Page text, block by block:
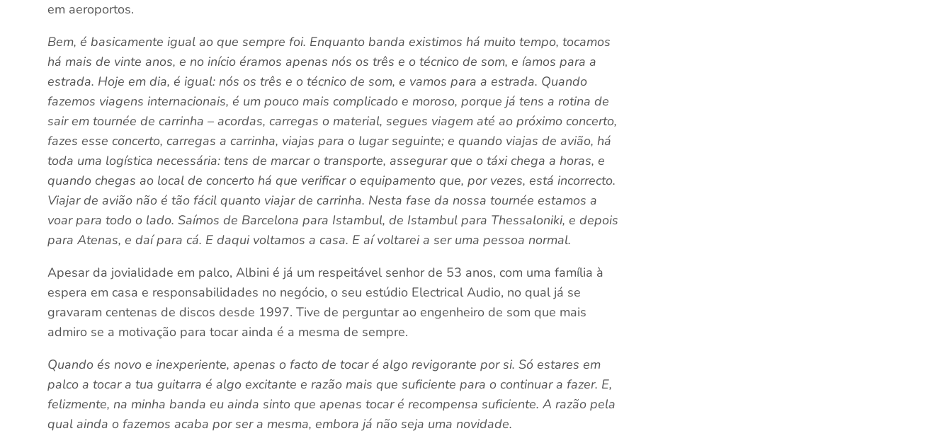
em aeroportos.
Bem, é basicamente igual ao que sempre foi. Enquanto banda existimos há muito tempo, tocamos
há mais de vinte anos, e no início éramos apenas nós os três e o técnico de som, e íamos para a
estrada. Hoje em dia, é igual: nós os três e o técnico de som, e vamos para a estrada. Quando
fazemos viagens internacionais, é um pouco mais complicado e moroso, porque já tens a rotina de
sair em tournée de carrinha – acordas, carregas o material, segues viagem até ao próximo concerto,
fazes esse concerto, carregas a carrinha, viajas para o lugar seguinte; e quando viajas de avião, há
toda uma logística necessária: tens de marcar o transporte, assegurar que o táxi chega a horas, e
quando chegas ao local de concerto há que verificar o equipamento que, por vezes, está incorrecto.
Viajar de avião não é tão fácil quanto viajar de carrinha. Nesta fase da nossa tournée estamos a
voar para todo o lado. Saímos de Barcelona para Istambul, de Istambul para Thessaloniki, e depois
para Atenas, e daí para cá. E daqui voltamos a casa. E aí voltarei a ser uma pessoa normal.
Apesar da jovialidade em palco, Albini é já um respeitável senhor de 53 anos, com uma família à
espera em casa e responsabilidades no negócio, o seu estúdio Electrical Audio, no qual já se
gravaram centenas de discos desde 1997. Tive de perguntar ao engenheiro de som que mais
admiro se a motivação para tocar ainda é a mesma de sempre.
Quando és novo e inexperiente, apenas o facto de tocar é algo revigorante por si. Só estares em
palco a tocar a tua guitarra é algo excitante e razão mais que suficiente para o continuar a fazer. E,
felizmente, na minha banda eu ainda sinto que apenas tocar é recompensa suficiente. A razão pela
qual ainda o fazemos acaba por ser a mesma, embora já não seja uma novidade.